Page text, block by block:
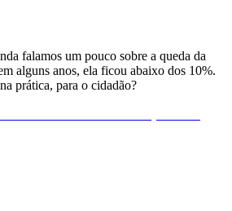
falamos um pouco sobre a queda da
alguns anos, ela ficou abaixo dos 10%.
prática, para o cidadão?